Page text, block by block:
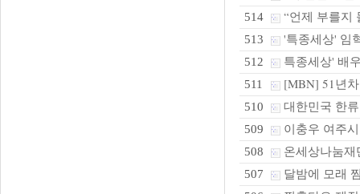
514 “언제 부를지
513 '특종세상' 임
512 특종세상' 배
511 [MBN] 51년
510 대한민국 한
509 이충우 여주
508 온세상나눔
507 달밤에 모래